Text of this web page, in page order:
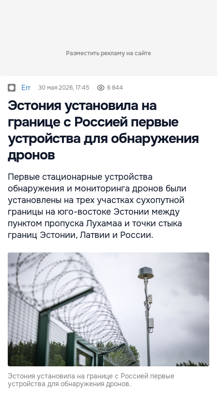
Разместить рекламу на сайте
Err 30 мая 2026, 17:45 6 844
Эстония установила на
границе с Россией первые
устройства для обнаружения
дронов
Первые стационарные устройства
обнаружения и мониторинга дронов были
установлены на трех участках сухопутной
границы на юго-востоке Эстонии между
пунктом пропуска Лухамаа и точки стыка
границ Эстонии, Латвии и России.
Эстония установила на границе с Россией первые
устройства для обнаружения дронов.